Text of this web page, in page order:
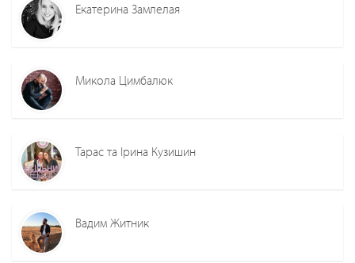
Екатерина Замлелая
Микола Цимбалюк
Тарас та Ірина Кузишин
Вадим Житник